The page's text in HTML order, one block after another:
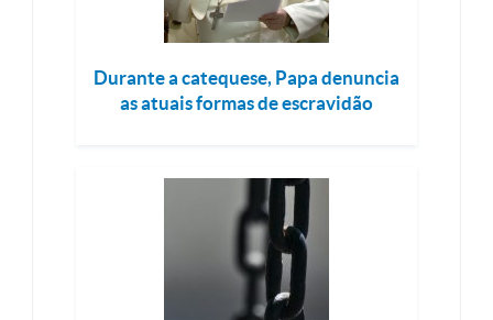
Durante a catequese, Papa denuncia
as atuais formas de escravidão